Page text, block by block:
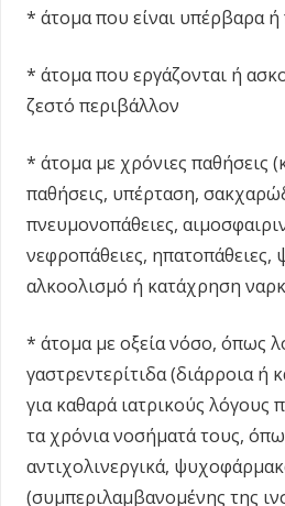
* άτομα που είναι υπέρβαρα
* άτομα που εργάζονται ή
ζεστό περιβάλλον
* άτομα με χρόνιες παθήσεις
παθήσεις, υπέρταση,
πνευμονοπάθειες,
νεφροπάθειες, ηπατοπάθειες,
αλκοολισμό ή κατάχρηση
* άτομα με οξεία νόσο, όπως
γαστρεντερίτιδα (διάρροια ή
για καθαρά ιατρικούς λόγους
τα χρόνια νοσήματά τους,
αντιχολινεργικά,
(συμπεριλαμβανομένης της